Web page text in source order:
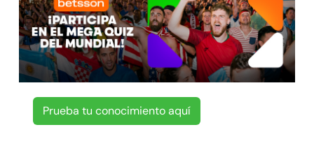
Prueba tu conocimiento aquí